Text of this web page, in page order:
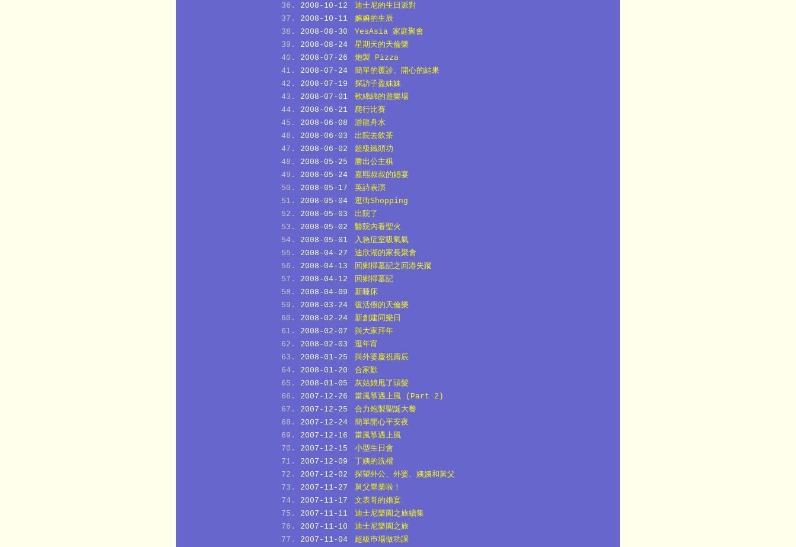
2008-10-12
迪士尼的生日派對
2008-10-11
嫲嫲的生辰
2008-08-30
YesAsia 家庭聚會
2008-08-24
星期天的天倫樂
2008-07-26
炮製 Pizza
2008-07-24
簡單的覆診、開心的結果
2008-07-19
探訪子盈妹妹
2008-07-01
軟綿綿的遊樂場
2008-06-21
爬行比賽
2008-06-08
游龍舟水
2008-06-03
出院去飲茶
2008-06-02
超級鐵頭功
2008-05-25
勝出公主棋
2008-05-24
嘉熙叔叔的婚宴
2008-05-17
英詩表演
2008-05-04
逛街Shopping
2008-05-03
出院了
2008-05-02
醫院內看聖火
2008-05-01
入急症室吸氧氣
2008-04-27
迪欣湖的家長聚會
2008-04-13
回鄉掃墓記之回港失蹤
2008-04-12
回鄉掃墓記
2008-04-09
新睡床
2008-03-24
復活假的天倫樂
2008-02-24
新創建同樂日
2008-02-07
與大家拜年
2008-02-03
逛年宵
2008-01-25
與外婆慶祝壽辰
2008-01-20
合家歡
2008-01-05
灰姑娘甩了頭髮
2007-12-26
當風箏遇上風 (Part 2)
2007-12-25
合力炮製聖誕大餐
2007-12-24
簡單開心平安夜
2007-12-16
當風箏遇上風
2007-12-15
小型生日會
2007-12-09
丁姨的洗禮
2007-12-02
探望外公、外婆、姨姨和舅父
2007-11-27
舅父畢業啦！
2007-11-17
文表哥的婚宴
2007-11-11
迪士尼樂園之旅續集
2007-11-10
迪士尼樂園之旅
2007-11-04
超級巿場做功課